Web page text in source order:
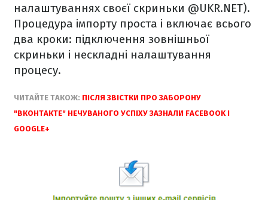
налаштуваннях своєї скриньки @UKR.NET).
Процедура імпорту проста і включає всього
два кроки: підключення зовнішньої
скриньки і нескладні налаштування
процесу.
ЧИТАЙТЕ ТАКОЖ: ПІСЛЯ ЗВІСТКИ ПРО ЗАБОРОНУ
"ВКОНТАКТЕ" НЕЧУВАНОГО УСПІХУ ЗАЗНАЛИ FACEBOOK І
GOOGLE+